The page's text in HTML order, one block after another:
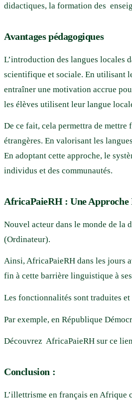
didactiques, la formation des
Avantages pédagogiques
L’introduction des langues locales
scientifique et sociale. En utilisant
entraîner une motivation accrue
les élèves utilisent leur langue
De ce fait, cela permettra de
étrangères. En valorisant les
En adoptant cette approche, le
individus et des communautés.
AfricaPaieRH : Une Approche
Nouvel acteur dans le monde de la
(Ordinateur).
Ainsi, AfricaPaieRH dans les jours
fin à cette barrière linguistique à
Les fonctionnalités sont traduites et
Par exemple, en République
Découvrez AfricaPaieRH sur ce
Conclusion :
L’illettrisme en français en Afrique